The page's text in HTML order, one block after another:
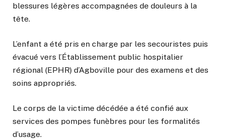
blessures légères accompagnées de douleurs à la
tête.
L’enfant a été pris en charge par les secouristes puis
évacué vers l’Établissement public hospitalier
régional (EPHR) d’Agboville pour des examens et des
soins appropriés.
Le corps de la victime décédée a été confié aux
services des pompes funèbres pour les formalités
d’usage.